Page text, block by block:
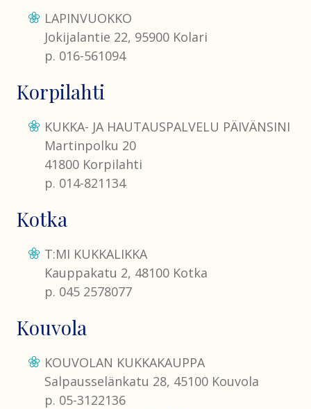
LAPINVUOKKO
Jokijalantie 22, 95900 Kolari
p. 016-561094
Korpilahti
KUKKA- JA HAUTAUSPALVELU PÄIVÄNSINI
Martinpolku 20
41800 Korpilahti
p. 014-821134
Kotka
T:MI KUKKALIKKA
Kauppakatu 2, 48100 Kotka
p. 045 2578077
Kouvola
KOUVOLAN KUKKAKAUPPA
Salpausselänkatu 28, 45100 Kouvola
p. 05-3122136